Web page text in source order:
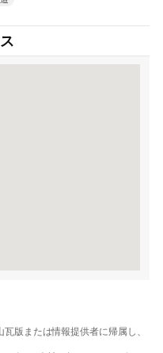
版または情報提供者に帰属し、